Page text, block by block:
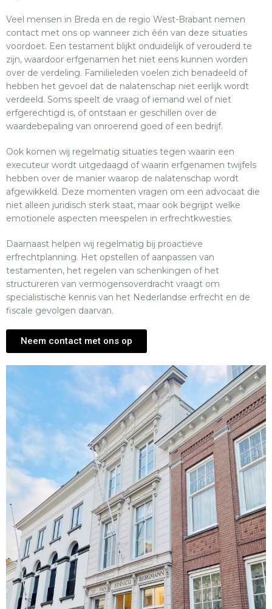
Veel mensen in Breda en de regio West-Brabant nemen
contact met ons op wanneer zich één van deze situaties
voordoet. Een testament blijkt onduidelijk of verouderd te
zijn, waardoor erfgenamen het niet eens kunnen worden
over de verdeling. Familieleden voelen zich benadeeld of
hebben het gevoel dat de nalatenschap niet eerlijk wordt
verdeeld. Soms speelt de vraag of iemand wel of niet
erfgerechtigd is, of ontstaan er geschillen over de
waardebepaling van onroerend goed of een bedrijf.
Ook komen wij regelmatig situaties tegen waarin een
executeur wordt uitgedaagd of waarin erfgenamen twijfels
hebben over de manier waarop de nalatenschap wordt
afgewikkeld. Deze momenten vragen om een advocaat die
niet alleen juridisch sterk staat, maar ook begrijpt welke
emotionele aspecten meespelen in erfrechtkwesties.
Daarnaast helpen wij regelmatig bij proactieve
erfrechtplanning. Het opstellen of aanpassen van
testamenten, het regelen van schenkingen of het
structureren van vermogensoverdracht vraagt om
specialistische kennis van het Nederlandse erfrecht en de
fiscale gevolgen daarvan.
Neem contact met ons op